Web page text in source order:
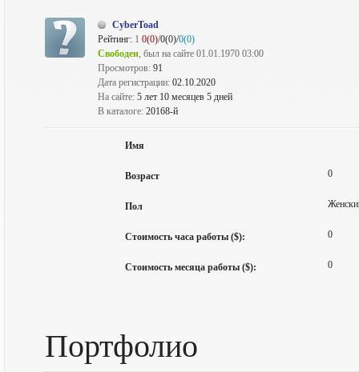
CyberToad
Рейтинг: 1 0(0)/0(0)/0(0)
Свободен, был на сайте 01.01.1970 03:00
Просмотров: 91
Дата регистрации: 02.10.2020
На сайте: 5 лет 10 месяцев 5 дней
В каталоге: 20168-й
Имя
Возраст 0
Пол
Стоимость часа работы ($): 0
Стоимость месяца работы ($): 0
Портфолио